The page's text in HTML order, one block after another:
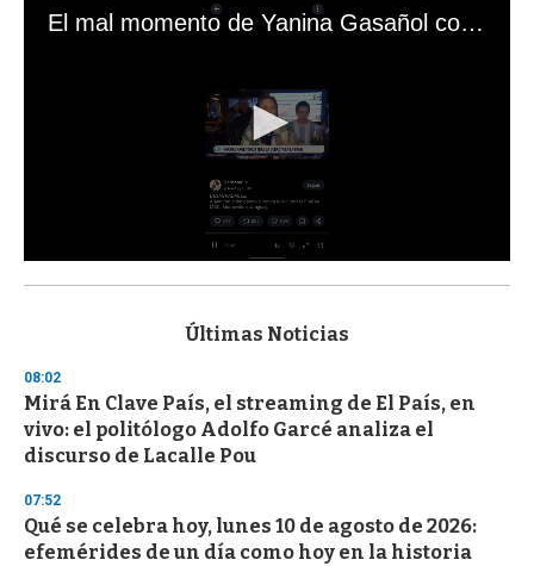
El mal momento de Yanina Gasañol con un hincha argentino en "Subrayado"
s
d
s
o
f
3
s
e
c
o
Últimas Noticias
08:02
Mirá En Clave País, el streaming de El País, en
vivo: el politólogo Adolfo Garcé analiza el
discurso de Lacalle Pou
07:52
Qué se celebra hoy, lunes 10 de agosto de 2026:
efemérides de un día como hoy en la historia